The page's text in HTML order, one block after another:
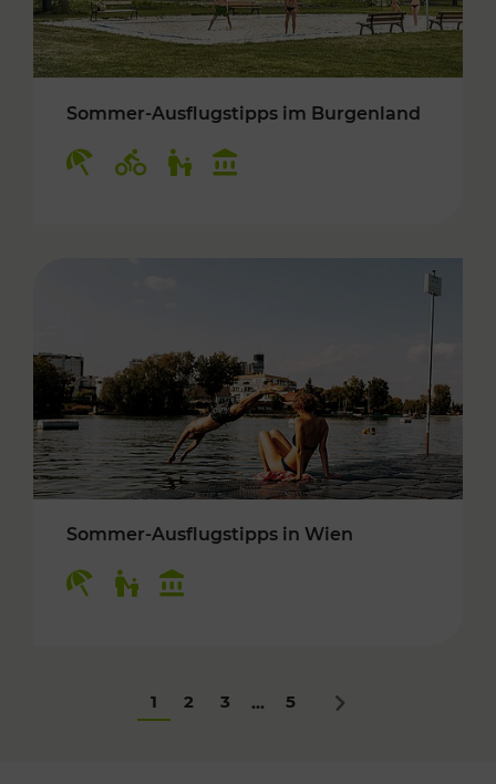
Sommer-Ausflugstipps im Burgenland
Sommer-Ausflugstipps in Wien
1 2 3 ... 5 Nächstes